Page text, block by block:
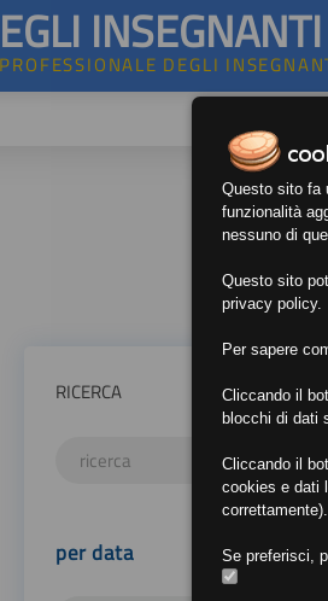
INSEGNANTI
DEGLI
RICERCA
per data
Questo sito fa
funzionalità
nessuno di
Questo sito
privacy policy.
Per sapere
Cliccando il
blocchi di dati
Cliccando il
cookies e dati
correttamente).
Se preferisci,